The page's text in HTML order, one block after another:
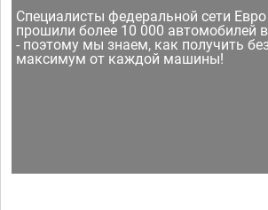
Специалисты федеральной сети
прошили более 10 000 автомобилей
- поэтому мы знаем, как получить
максимум от каждой машины!